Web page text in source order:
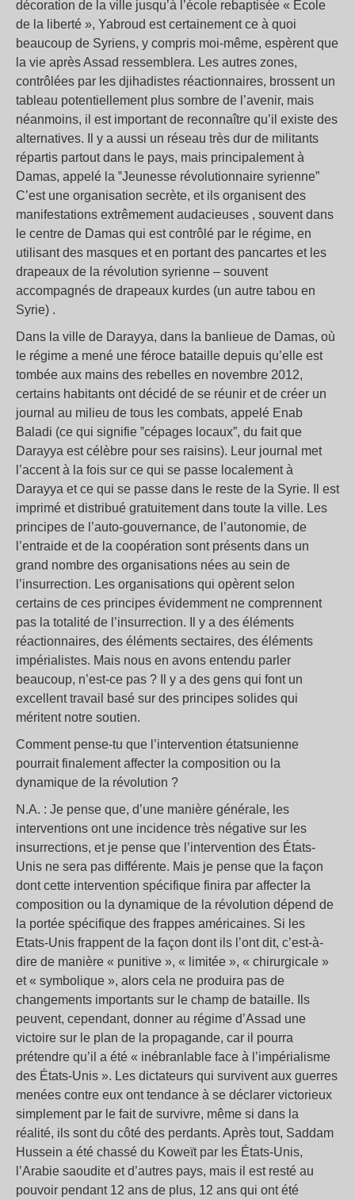
décoration de la ville jusqu’à l’école rebaptisée « École
de la liberté », Yabroud est certainement ce à quoi
beaucoup de Syriens, y compris moi-même, espèrent que
la vie après Assad ressemblera. Les autres zones,
contrôlées par les djihadistes réactionnaires, brossent un
tableau potentiellement plus sombre de l’avenir, mais
néanmoins, il est important de reconnaître qu’il existe des
alternatives. Il y a aussi un réseau très dur de militants
répartis partout dans le pays, mais principalement à
Damas, appelé la ‟Jeunesse révolutionnaire syrienne”
C’est une organisation secrète, et ils organisent des
manifestations extrêmement audacieuses , souvent dans
le centre de Damas qui est contrôlé par le régime, en
utilisant des masques et en portant des pancartes et les
drapeaux de la révolution syrienne – souvent
accompagnés de drapeaux kurdes (un autre tabou en
Syrie) .
Dans la ville de Darayya, dans la banlieue de Damas, où
le régime a mené une féroce bataille depuis qu’elle est
tombée aux mains des rebelles en novembre 2012,
certains habitants ont décidé de se réunir et de créer un
journal au milieu de tous les combats, appelé Enab
Baladi (ce qui signifie ‟cépages locaux”, du fait que
Darayya est célèbre pour ses raisins). Leur journal met
l’accent à la fois sur ce qui se passe localement à
Darayya et ce qui se passe dans le reste de la Syrie. Il est
imprimé et distribué gratuitement dans toute la ville. Les
principes de l’auto-gouvernance, de l’autonomie, de
l’entraide et de la coopération sont présents dans un
grand nombre des organisations nées au sein de
l’insurrection. Les organisations qui opèrent selon
certains de ces principes évidemment ne comprennent
pas la totalité de l’insurrection. Il y a des éléments
réactionnaires, des éléments sectaires, des éléments
impérialistes. Mais nous en avons entendu parler
beaucoup, n’est-ce pas ? Il y a des gens qui font un
excellent travail basé sur des principes solides qui
méritent notre soutien.
Comment pense-tu que l’intervention étatsunienne
pourrait finalement affecter la composition ou la
dynamique de la révolution ?
N.A. : Je pense que, d’une manière générale, les
interventions ont une incidence très négative sur les
insurrections, et je pense que l’intervention des États-
Unis ne sera pas différente. Mais je pense que la façon
dont cette intervention spécifique finira par affecter la
composition ou la dynamique de la révolution dépend de
la portée spécifique des frappes américaines. Si les
Etats-Unis frappent de la façon dont ils l’ont dit, c’est-à-
dire de manière « punitive », « limitée », « chirurgicale »
et « symbolique », alors cela ne produira pas de
changements importants sur le champ de bataille. Ils
peuvent, cependant, donner au régime d’Assad une
victoire sur le plan de la propagande, car il pourra
prétendre qu’il a été « inébranlable face à l’impérialisme
des États-Unis ». Les dictateurs qui survivent aux guerres
menées contre eux ont tendance à se déclarer victorieux
simplement par le fait de survivre, même si dans la
réalité, ils sont du côté des perdants. Après tout, Saddam
Hussein a été chassé du Koweït par les États-Unis,
l’Arabie saoudite et d’autres pays, mais il est resté au
pouvoir pendant 12 ans de plus, 12 ans qui ont été